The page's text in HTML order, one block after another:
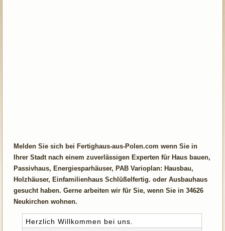
Melden Sie sich bei Fertighaus-aus-Polen.com wenn Sie in
Ihrer Stadt nach einem zuverlässigen Experten für Haus bauen,
Passivhaus, Energiesparhäuser, PAB Varioplan: Hausbau,
Holzhäuser, Einfamilienhaus Schlüßelfertig. oder Ausbauhaus
gesucht haben. Gerne arbeiten wir für Sie, wenn Sie in 34626
Neukirchen wohnen.
Herzlich Willkommen bei uns.